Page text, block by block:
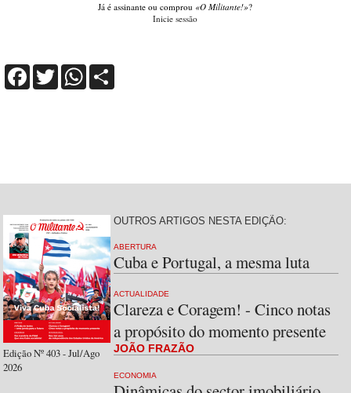
Já é assinante ou comprou «O Militante!»?
Inicie sessão
FacebookTwitterWhatsApp
Edição Nº 403 - Jul/Ago
2026
OUTROS ARTIGOS NESTA EDIÇÃO:
ABERTURA
Cuba e Portugal, a mesma luta
ACTUALIDADE
Clareza e Coragem! - Cinco notas
a propósito do momento presente
JOÃO FRAZÃO
ECONOMIA